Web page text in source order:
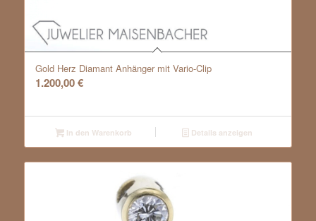
Gold Herz Diamant Anhänger mit Vario-Clip
1.200,00€
In den Warenkorb Details anzeigen